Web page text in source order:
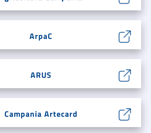
ArpaC
ARUS
Campania Artecard